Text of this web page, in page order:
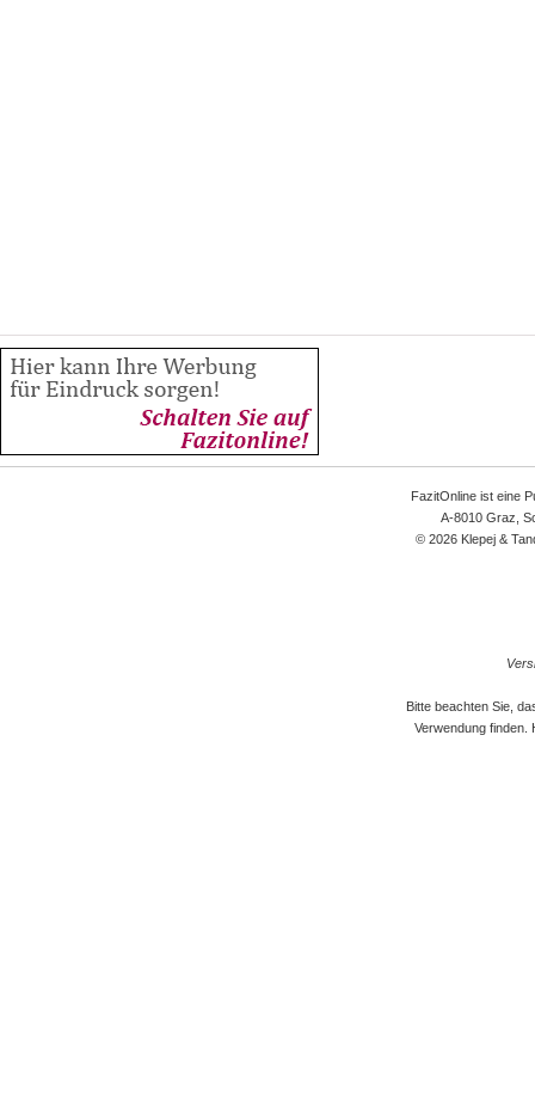
FazitOnline ist eine
A-8010 Graz,
© 2026 Klepej &
Bitte beachten Sie,
Verwendung finden.